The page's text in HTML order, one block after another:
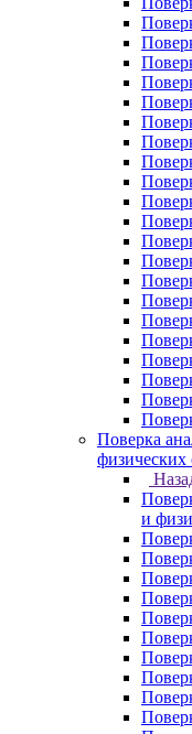
Поверка
физических
и